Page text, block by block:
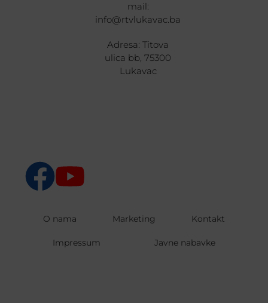
mail:
info@rtvlukavac.ba
Adresa: Titova
ulica bb, 75300
Lukavac
O nama Marketing Kontakt
Impressum Javne nabavke